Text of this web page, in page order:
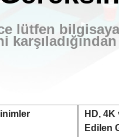
lütfen
HD,
Edilen